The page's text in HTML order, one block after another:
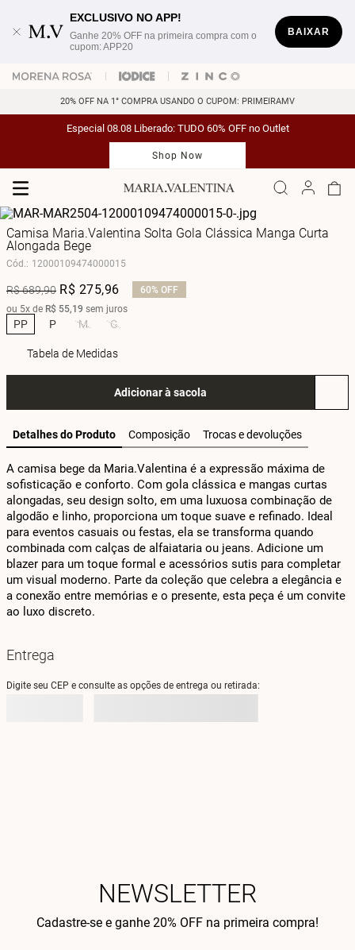
EXCLUSIVO NO APP!
Ganhe 20% OFF na primeira compra com o
cupom: APP20
BAIXAR
20% OFF NA 1° COMPRA USANDO O CUPOM: PRIMEIRAMV
Especial 08.08 Liberado: TUDO 60% OFF no Outlet
Shop Now
Camisa Maria.Valentina Solta Gola Clássica Manga Curta
Alongada Bege
Cód.: 12000109474000015
R$689,90 R$ 275,96 60% OFF
ou 5x de R$ 55,19 sem juros
PP P M G
Tabela de Medidas
Adicionar à sacola
Detalhes do Produto Composição Trocas e devoluções
A camisa bege da Maria.Valentina é a expressão máxima de
sofisticação e conforto. Com gola clássica e mangas curtas
alongadas, seu design solto, em uma luxuosa combinação de
algodão e linho, proporciona um toque suave e refinado. Ideal
para eventos casuais ou festas, ela se transforma quando
combinada com calças de alfaiataria ou jeans. Adicione um
blazer para um toque formal e acessórios sutis para completar
um visual moderno. Parte da coleção que celebra a elegância e
a conexão entre memórias e o presente, esta peça é um convite
ao luxo discreto.
Entrega
Digite seu CEP e consulte as opções de entrega ou retirada:
NEWSLETTER
Cadastre-se e ganhe 20% OFF na primeira compra!